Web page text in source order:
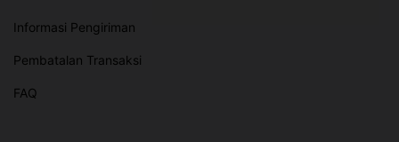
Informasi Pengiriman
Pembatalan Transaksi
FAQ